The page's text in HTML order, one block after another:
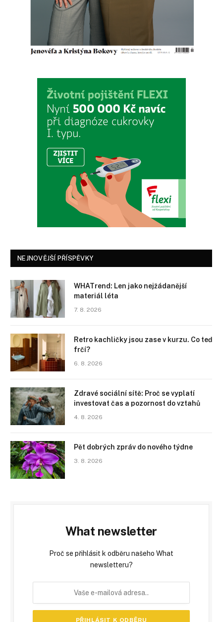
NEJNOVĚJŠÍ PŘÍSPĚVKY
WHATrend: Len jako nejžádanější
materiál léta
7. 8. 2026
Retro kachličky jsou zase v kurzu. Co teď
frčí?
6. 8. 2026
Zdravé sociální sítě: Proč se vyplatí
investovat čas a pozornost do vztahů
4. 8. 2026
Pět dobrých zpráv do nového týdne
3. 8. 2026
What newsletter
Proč se přihlásit k odběru našeho What
newsletteru?